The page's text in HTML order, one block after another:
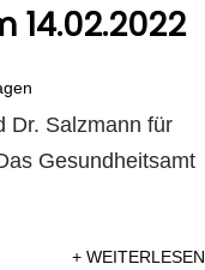
Dr. Salzmann für
Gesundheitsamt
+ WEITERLESEN